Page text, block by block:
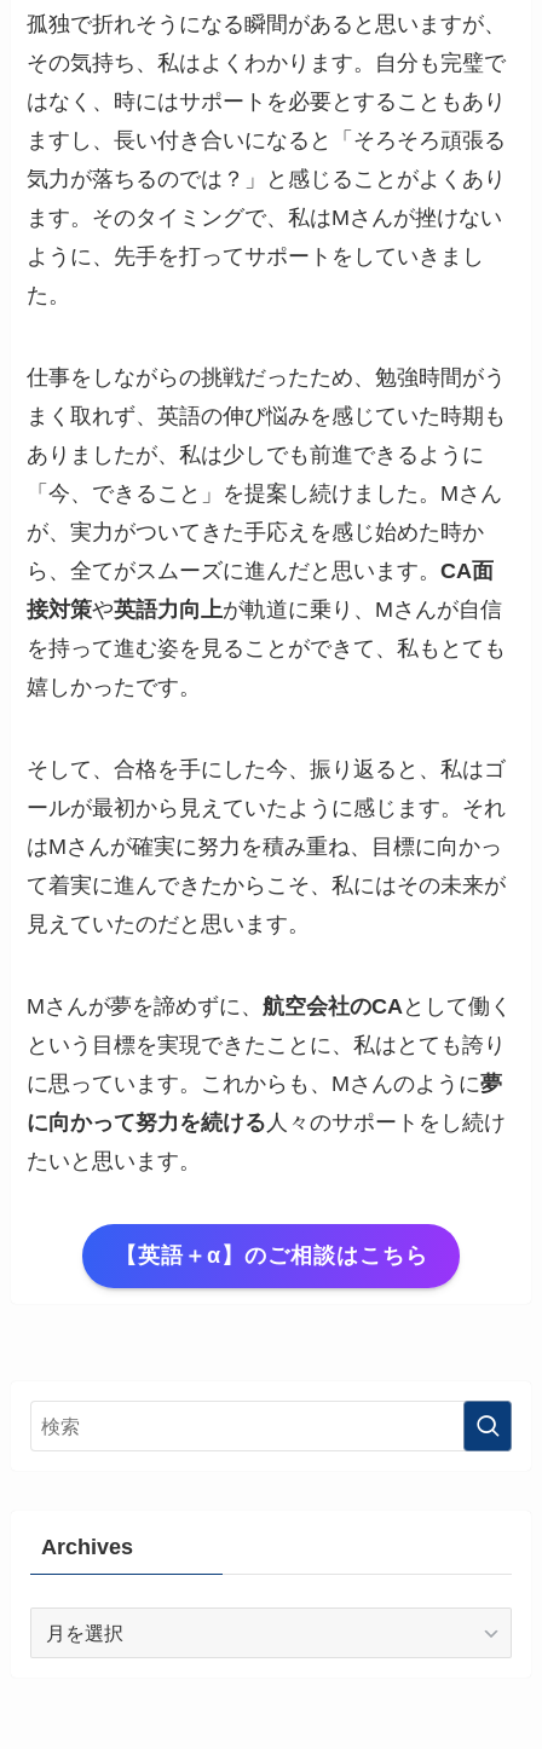
孤独で折れそうになる瞬間があると思いますが、
その気持ち、私はよくわかります。自分も完璧で
はなく、時にはサポートを必要とすることもあり
ますし、長い付き合いになると「そろそろ頑張る
気力が落ちるのでは？」と感じることがよくあり
ます。そのタイミングで、私はMさんが挫けない
ように、先手を打ってサポートをしていきまし
た。
仕事をしながらの挑戦だったため、勉強時間がう
まく取れず、英語の伸び悩みを感じていた時期も
ありましたが、私は少しでも前進できるように
「今、できること」を提案し続けました。Mさん
が、実力がついてきた手応えを感じ始めた時か
ら、全てがスムーズに進んだと思います。CA面
接対策や英語力向上が軌道に乗り、Mさんが自信
を持って進む姿を見ることができて、私もとても
嬉しかったです。
そして、合格を手にした今、振り返ると、私はゴ
ールが最初から見えていたように感じます。それ
はMさんが確実に努力を積み重ね、目標に向かっ
て着実に進んできたからこそ、私にはその未来が
見えていたのだと思います。
Mさんが夢を諦めずに、航空会社のCA として働く
という目標を実現できたことに、私はとても誇り
に思っています。これからも、Mさんのように夢
に向かって努力を続ける 人々のサポートをし続け
たいと思います。
【英語＋α】のご相談はこちら
Archives
Archives